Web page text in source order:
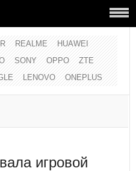
REALME
HUAWEI
SONY OPPO
ZTE
LENOVO ONEPLUS
игровой